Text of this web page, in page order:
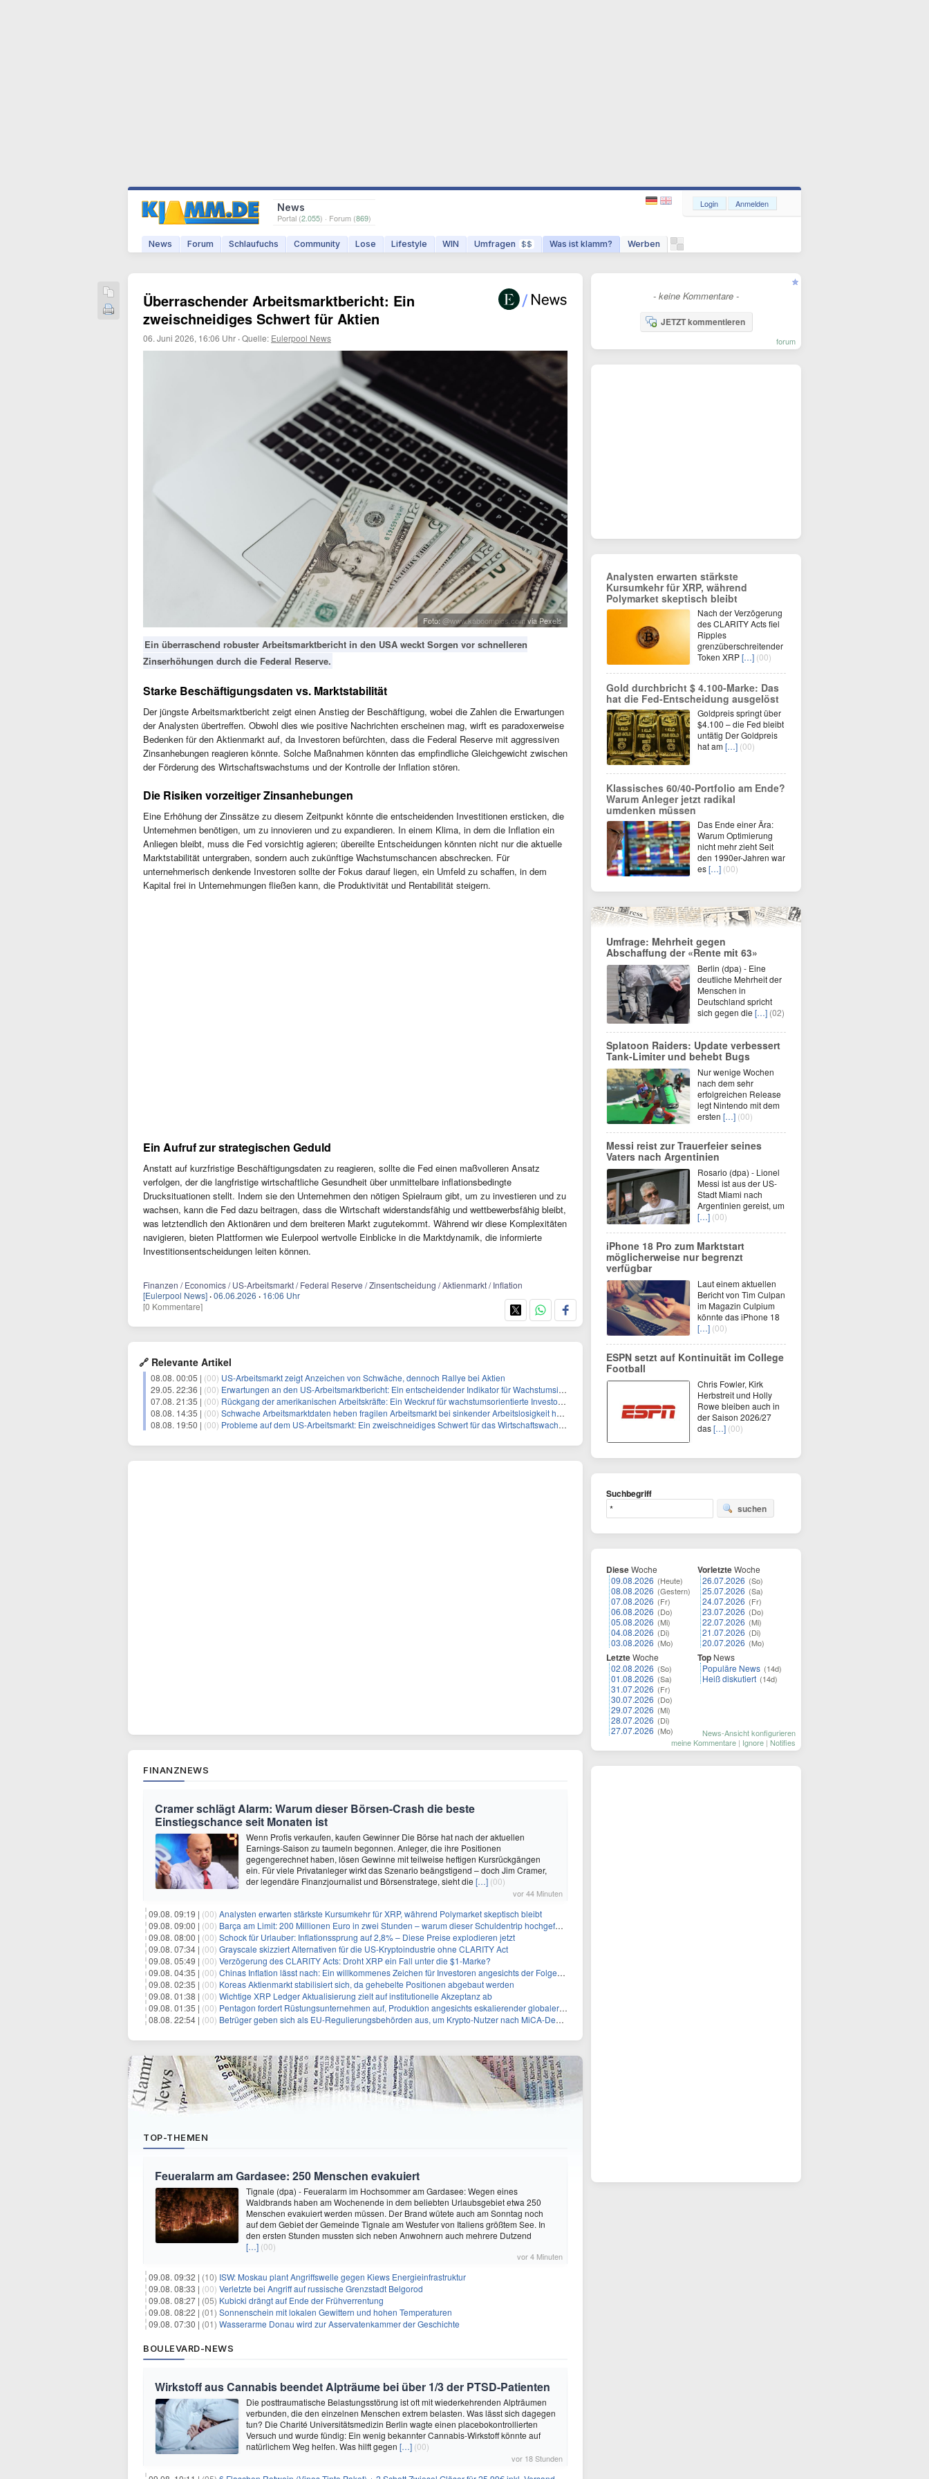
News
Portal (2.055) · Forum (869)
News Forum Schlaufuchs Community Lose Lifestyle WIN Umfragen $$ Was ist klamm? Werben
Login Anmelden
Überraschender Arbeitsmarktbericht: Ein
zweischneidiges Schwert für Aktien
06. Juni 2026, 16:06 Uhr ·Quelle: Eulerpool News
Foto:@www.kaboompics.comvia Pexels
Ein überraschend robuster Arbeitsmarktbericht in den USA weckt Sorgen vor schnelleren
Zinserhöhungen durch die Federal Reserve.
Starke Beschäftigungsdaten vs. Marktstabilität
Der jüngste Arbeitsmarktbericht zeigt einen Anstieg der Beschäftigung, wobei die Zahlen die Erwartungen
der Analysten übertreffen. Obwohl dies wie positive Nachrichten erscheinen mag, wirft es paradoxerweise
Bedenken für den Aktienmarkt auf, da Investoren befürchten, dass die Federal Reserve mit aggressiven
Zinsanhebungen reagieren könnte. Solche Maßnahmen könnten das empfindliche Gleichgewicht zwischen
der Förderung des Wirtschaftswachstums und der Kontrolle der Inflation stören.
Die Risiken vorzeitiger Zinsanhebungen
Eine Erhöhung der Zinssätze zu diesem Zeitpunkt könnte die entscheidenden Investitionen ersticken, die
Unternehmen benötigen, um zu innovieren und zu expandieren. In einem Klima, in dem die Inflation ein
Anliegen bleibt, muss die Fed vorsichtig agieren; übereilte Entscheidungen könnten nicht nur die aktuelle
Marktstabilität untergraben, sondern auch zukünftige Wachstumschancen abschrecken. Für
unternehmerisch denkende Investoren sollte der Fokus darauf liegen, ein Umfeld zu schaffen, in dem
Kapital frei in Unternehmungen fließen kann, die Produktivität und Rentabilität steigern.
Ein Aufruf zur strategischen Geduld
Anstatt auf kurzfristige Beschäftigungsdaten zu reagieren, sollte die Fed einen maßvolleren Ansatz
verfolgen, der die langfristige wirtschaftliche Gesundheit über unmittelbare inflationsbedingte
Drucksituationen stellt. Indem sie den Unternehmen den nötigen Spielraum gibt, um zu investieren und zu
wachsen, kann die Fed dazu beitragen, dass die Wirtschaft widerstandsfähig und wettbewerbsfähig bleibt,
was letztendlich den Aktionären und dem breiteren Markt zugutekommt. Während wir diese Komplexitäten
navigieren, bieten Plattformen wie Eulerpool wertvolle Einblicke in die Marktdynamik, die informierte
Investitionsentscheidungen leiten können.
Finanzen / Economics / US-Arbeitsmarkt / Federal Reserve / Zinsentscheidung / Aktienmarkt / Inflation
[Eulerpool News] ·06.06.2026 · 16:06 Uhr
[0 Kommentare]
🔗 Relevante Artikel
08.08. 00:05 | (00) US-Arbeitsmarkt zeigt Anzeichen von Schwäche, dennoch Rallye bei Aktien
29.05. 22:36 | (00) Erwartungen an den US-Arbeitsmarktbericht: Ein entscheidender Indikator für Wachstumsinvestoren
07.08. 21:35 | (00) Rückgang der amerikanischen Arbeitskräfte: Ein Weckruf für wachstumsorientierte Investoren
08.08. 14:35 | (00) Schwache Arbeitsmarktdaten heben fragilen Arbeitsmarkt bei sinkender Arbeitslosigkeit hervor
08.08. 19:50 | (00) Probleme auf dem US-Arbeitsmarkt: Ein zweischneidiges Schwert für das Wirtschaftswachstum
FINANZNEWS
Cramer schlägt Alarm: Warum dieser Börsen-Crash die beste
Einstiegschance seit Monaten ist
Wenn Profis verkaufen, kaufen Gewinner Die Börse hat nach der aktuellen
Earnings-Saison zu taumeln begonnen. Anleger, die ihre Positionen
gegengerechnet haben, lösen Gewinne mit teilweise heftigen Kursrückgängen
ein. Für viele Privatanleger wirkt das Szenario beängstigend – doch Jim Cramer,
der legendäre Finanzjournalist und Börsenstratege, sieht die […] (00)
vor 44 Minuten
09.08. 09:19 | (00) Analysten erwarten stärkste Kursumkehr für XRP, während Polymarket skeptisch bleibt
09.08. 09:00 | (00) Barça am Limit: 200 Millionen Euro in zwei Stunden – warum dieser Schuldentrip hochgefährlich wird
09.08. 08:00 | (00) Schock für Urlauber: Inflationssprung auf 2,8% – Diese Preise explodieren jetzt
09.08. 07:34 | (00) Grayscale skizziert Alternativen für die US-Kryptoindustrie ohne CLARITY Act
09.08. 05:49 | (00) Verzögerung des CLARITY Acts: Droht XRP ein Fall unter die $1-Marke?
09.08. 04:35 | (00) Chinas Inflation lässt nach: Ein willkommenes Zeichen für Investoren angesichts der Folgen des Öl-Schocks
09.08. 02:35 | (00) Koreas Aktienmarkt stabilisiert sich, da gehebelte Positionen abgebaut werden
09.08. 01:38 | (00) Wichtige XRP Ledger Aktualisierung zielt auf institutionelle Akzeptanz ab
09.08. 01:35 | (00) Pentagon fordert Rüstungsunternehmen auf, Produktion angesichts eskalierender globaler Spannungen zu steigern
08.08. 22:54 | (00) Betrüger geben sich als EU-Regulierungsbehörden aus, um Krypto-Nutzer nach MiCA-Deadline ins Visier zu nehmen
TOP-THEMEN
Feueralarm am Gardasee: 250 Menschen evakuiert
Tignale (dpa) - Feueralarm im Hochsommer am Gardasee: Wegen eines
Waldbrands haben am Wochenende in dem beliebten Urlaubsgebiet etwa 250
Menschen evakuiert werden müssen. Der Brand wütete auch am Sonntag noch
auf dem Gebiet der Gemeinde Tignale am Westufer von Italiens größtem See. In
den ersten Stunden mussten sich neben Anwohnern auch mehrere Dutzend
[…] (00)
vor 4 Minuten
09.08. 09:32 | (10) ISW: Moskau plant Angriffswelle gegen Kiews Energieinfrastruktur
09.08. 08:33 | (00) Verletzte bei Angriff auf russische Grenzstadt Belgorod
09.08. 08:27 | (05) Kubicki drängt auf Ende der Frühverrentung
09.08. 08:22 | (01) Sonnenschein mit lokalen Gewittern und hohen Temperaturen
09.08. 07:30 | (01) Wasserarme Donau wird zur Asservatenkammer der Geschichte
BOULEVARD-NEWS
Wirkstoff aus Cannabis beendet Alpträume bei über 1/3 der PTSD-Patienten
Die posttraumatische Belastungsstörung ist oft mit wiederkehrenden Alpträumen
verbunden, die den einzelnen Menschen extrem belasten. Was lässt sich dagegen
tun? Die Charité Universitätsmedizin Berlin wagte einen placebokontrollierten
Versuch und wurde fündig: Ein wenig bekannter Cannabis-Wirkstoff könnte auf
natürlichem Weg helfen. Was hilft gegen […] (00)
vor 18 Stunden
- keine Kommentare -
JETZT kommentieren
forum
Analysten erwarten stärkste
Kursumkehr für XRP, während
Polymarket skeptisch bleibt
Nach der Verzögerung
des CLARITY Acts fiel
Ripples
grenzüberschreitender
Token XRP[…] (00)
Gold durchbricht $ 4.100-Marke: Das
hat die Fed-Entscheidung ausgelöst
Goldpreis springt über
$4.100 – die Fed bleibt
untätig Der Goldpreis
hat am[…] (00)
Klassisches 60/40-Portfolio am Ende?
Warum Anleger jetzt radikal
umdenken müssen
Das Ende einer Ära:
Warum Optimierung
nicht mehr zieht Seit
den 1990er-Jahren war
es[…] (00)
Umfrage: Mehrheit gegen
Abschaffung der «Rente mit 63»
Berlin (dpa) - Eine
deutliche Mehrheit der
Menschen in
Deutschland spricht
sich gegen die […] (02)
Splatoon Raiders: Update verbessert
Tank-Limiter und behebt Bugs
Nur wenige Wochen
nach dem sehr
erfolgreichen Release
legt Nintendo mit dem
ersten […] (00)
Messi reist zur Trauerfeier seines
Vaters nach Argentinien
Rosario (dpa) - Lionel
Messi ist aus der US-
Stadt Miami nach
Argentinien gereist, um
[…] (00)
iPhone 18 Pro zum Marktstart
möglicherweise nur begrenzt
verfügbar
Laut einem aktuellen
Bericht von Tim Culpan
im Magazin Culpium
könnte das iPhone 18
[…] (00)
ESPN setzt auf Kontinuität im College
Football
Chris Fowler, Kirk
Herbstreit und Holly
Rowe bleiben auch in
der Saison 2026/27
das[…] (00)
Suchbegriff
suchen
DieseWoche
09.08.2026 (Heute)
08.08.2026 (Gestern)
07.08.2026 (Fr)
06.08.2026 (Do)
05.08.2026 (Mi)
04.08.2026 (Di)
03.08.2026 (Mo)
LetzteWoche
02.08.2026 (So)
01.08.2026 (Sa)
31.07.2026 (Fr)
30.07.2026 (Do)
29.07.2026 (Mi)
28.07.2026 (Di)
27.07.2026 (Mo)
VorletzteWoche
26.07.2026 (So)
25.07.2026 (Sa)
24.07.2026 (Fr)
23.07.2026 (Do)
22.07.2026 (Mi)
21.07.2026 (Di)
20.07.2026 (Mo)
Top News
Populäre News (14d)
Heiß diskutiert (14d)
News-Ansicht konfigurieren
meine Kommentare | Ignore | Notifies